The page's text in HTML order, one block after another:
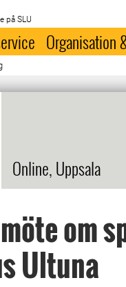
på SLU
Organisation
Online, Uppsala
om
Ultuna